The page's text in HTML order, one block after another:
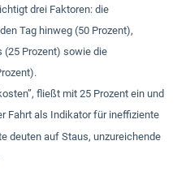
drei Faktoren: die
Tag hinweg (50 Prozent),
Prozent) sowie die
fließt mit 25 Prozent ein und
Fahrt als Indikator für ineffiziente
deuten auf Staus, unzureichende